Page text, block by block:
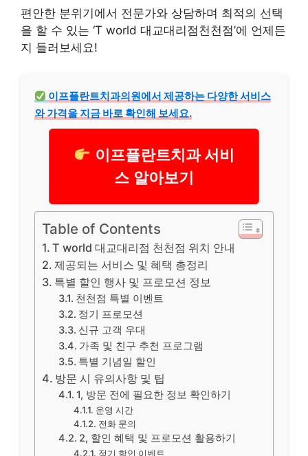
편안한 분위기에서 전문가와 상담하며 최적의 선택
을 할 수 있는 ‘T world 대교대리점천천점’에 언제든
지 들러보세요!
이프플란트치과의원에서 제공하는 다양한 서비스
와 가격을 지금 바로 확인해 보세요.
이프플란트치과 서비
스 알아보기
Table of Contents
T world 대교대리점 천천점 위치 안내
제공되는 서비스 및 혜택 총정리
특별 할인 행사 및 프로모션 정보
천천점 특별 이벤트
정기 프로모션
신규 고객 우대
가족 및 친구 추천 프로그램
특별 기념일 할인
방문 시 유의사항 및 팁
1, 방문 전에 필요한 정보 확인하기
운영 시간
전화 문의
2, 할인 혜택 및 프로모션 활용하기
정기 할인 이벤트